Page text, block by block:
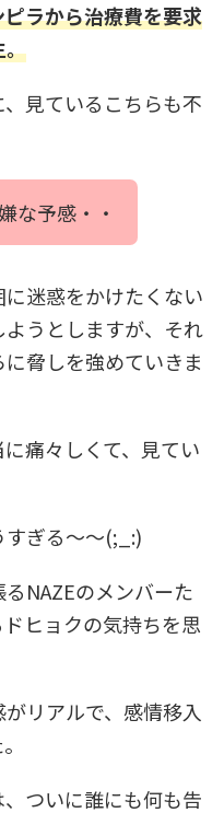
ラから治療費を要求
。
見ているこちらも不
な予感・・
迷惑をかけたくない
うとしますが、それ
脅しを強めていきま
痛々しくて、見てい
ぎる～～(;_:)
NAZEのメンバーた
ヒョクの気持ちを思
リアルで、感情移入
ついに誰にも何も告